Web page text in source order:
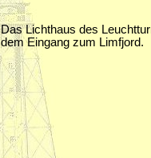
Das Lichthaus des
dem Eingang zum Limfjord.